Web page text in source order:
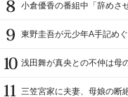
小倉優香の番組中「辞めさ
東野圭吾が元少年A手記め
浅田舞が真央との不仲は母
三笠宮家に夫妻、母娘の断